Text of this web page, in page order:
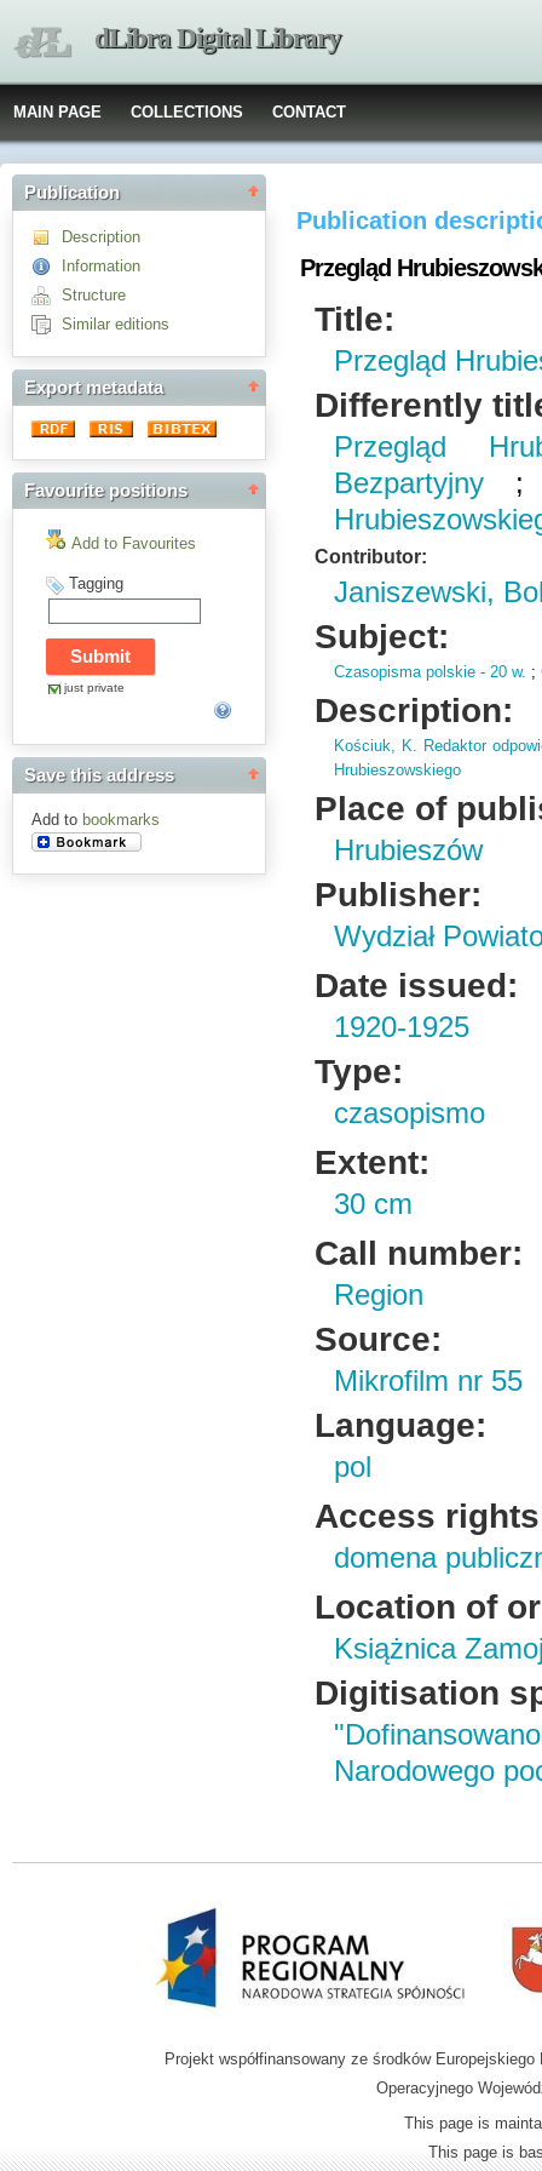
dLibra Digital Library
MAIN PAGE COLLECTIONS CONTACT
Publication
Description
Information
Structure
Similar editions
Export metadata
Favourite positions
Add to Favourites
Tagging
just private
Save this address
Add to bookmarks
Publication
Przegląd
Title:
Przegląd
Differently
Przegląd
Bezpartyjny
Contributor:
Janiszewski,
Subject:
Czasopisma polskie - 20 w. ;
Description:
Kościuk, K. Redaktor
Hrubieszowskiego
Place of
Hrubieszów
Publisher:
Wydział
Date issued:
1920-1925
Type:
czasopismo
Extent:
30 cm
Call number:
Region
Source:
Mikrofilm nr 55
Language:
pol
Access
domena
Location of
Książnica
Digitisation
Narodowego
Projekt współfinansowany ze środków
Operacyjnego
This page is
This page is